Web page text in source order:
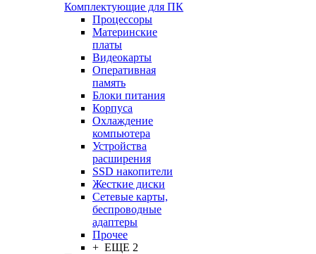
Комплектующие для ПК
Процессоры
Материнские
платы
Видеокарты
Оперативная
память
Блоки питания
Корпуса
Охлаждение
компьютера
Устройства
расширения
SSD накопители
Жесткие диски
Сетевые карты,
беспроводные
адаптеры
Прочее
+ ЕЩЕ 2